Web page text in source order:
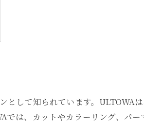
として知られています。ULTOWA
では、カットやカラーリング、パー